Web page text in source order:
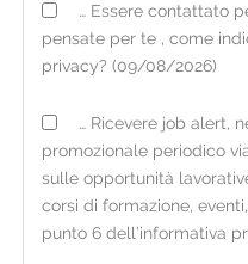
12720200158, (di
qualità di Titolare del
alcune informazioni
territorio italiano
aggiornato è
www.etjca.it
… Essere contattato
pensate per te , come
privacy? (09/08/2026)
… Ricevere job alert,
promozionale periodico
sulle opportunità
corsi di formazione,
punto 6 dell’informativa